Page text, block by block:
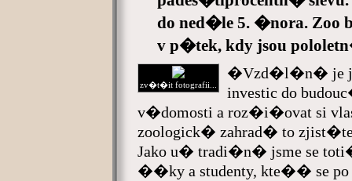
do ned�le 5. �nora.
v p�tek, kdy jsou
zv�t�it fotografii...
�Vzd�l�n� je
investic do
v�domosti a roz�i�ovat si
zoologick� zahrad� to
Jako u� tradi�n� jsme se
��ky a studenty, kte�� se